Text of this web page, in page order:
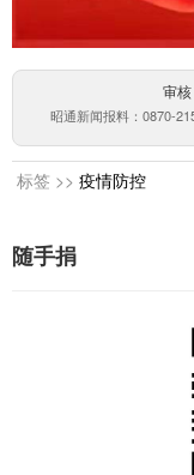
审
昭通新闻报料：0870-
标签 >> 疫情防控
随手捐